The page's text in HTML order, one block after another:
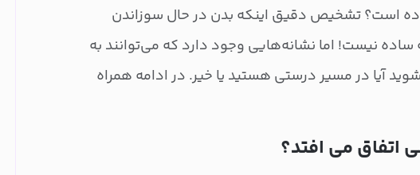
است؟ تشخیص دقیق اینکه بدن در حال سوزاندن
نیست! اما نشانه‌هایی وجود دارد که می‌توانند به
آیا در مسیر درستی هستید یا خیر. در ادامه همراه
اتفاق می افتد؟